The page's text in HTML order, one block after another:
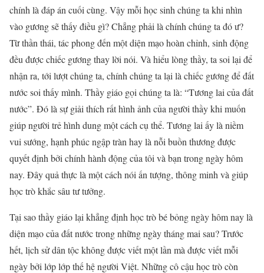
chính là đáp án cuối cùng. Vậy mỗi học sinh chúng ta khi nhìn
vào gương sẽ thấy điều gì? Chẳng phải là chính chúng ta đó ư?
Từ thần thái, tác phong đến một diện mạo hoàn chỉnh, sinh động
đều được chiếc gương thay lời nói. Và hiểu lòng thầy, ta soi lại để
nhận ra, tới lượt chúng ta, chính chúng ta lại là chiếc gương để đất
nước soi thấy mình. Thầy giáo gọi chúng ta là: “Tương lai của đất
nước”. Đó là sự giải thích rất hình ảnh của người thầy khi muốn
giúp người trẻ hình dung một cách cụ thể. Tương lai ấy là niềm
vui sướng, hạnh phúc ngập tràn hay là nỗi buồn thương được
quyết định bởi chính hành động của tôi và bạn trong ngày hôm
nay. Đây quả thực là một cách nói ấn tượng, thông minh và giúp
học trò khắc sâu tư tưởng.
Tại sao thầy giáo lại khẳng định học trò bé bỏng ngày hôm nay là
diện mạo của đất nước trong những ngày tháng mai sau? Trước
hết, lịch sử dân tộc không được viết một lần mà được viết mỗi
ngày bởi lớp lớp thế hệ người Việt. Những cô cậu học trò còn